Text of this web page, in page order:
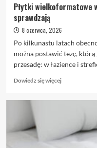
Płytki wielkoformatowe
sprawdzają
8 czerwca, 2026
Po kilkunastu latach
można postawić tezę, którą
przesadę: w łazience i
Dowiedz się więcejDowiedz
we
wnętrzu